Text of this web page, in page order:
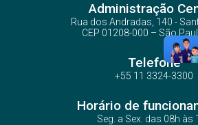
Administração
Rua dos Andradas, 140 -
CEP 01208-000 – São
Telefone
+55 11 3324-3300
Horário de
Seg. a Sex. das 08h às